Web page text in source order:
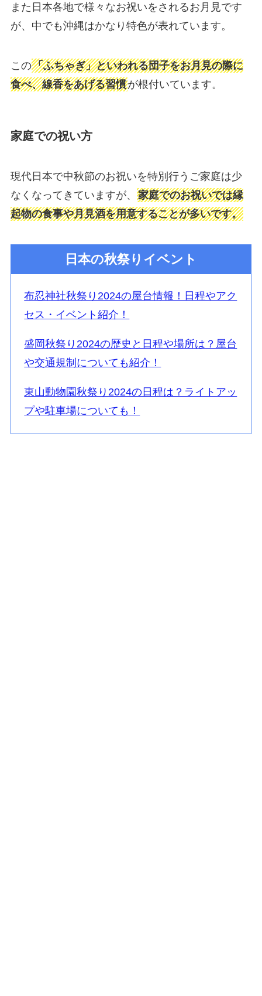
また日本各地で様々なお祝いをされるお月見です
が、中でも沖縄はかなり特色が表れています。
この「ふちゃぎ」といわれる団子をお月見の際に
食べ、線香をあげる習慣が根付いています。
家庭での祝い方
現代日本で中秋節のお祝いを特別行うご家庭は少
なくなってきていますが、 家庭でのお祝いでは縁
起物の食事や月見酒を用意することが多いです。
日本の秋祭りイベント
布忍神社秋祭り2024の屋台情報！日程やアク
セス・イベント紹介！
盛岡秋祭り2024の歴史と日程や場所は？屋台
や交通規制についても紹介！
東山動物園秋祭り2024の日程は？ライトアッ
プや駐車場についても！